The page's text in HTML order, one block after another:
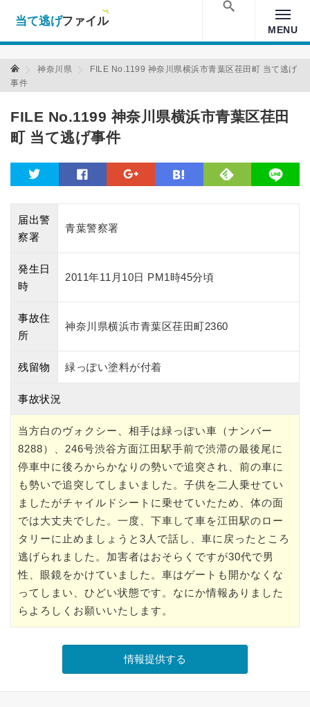
Warning: Undefined array key "amp" in
/home/xs157036/moon-
cross.com/public_html/wp/wp-content/themes/crossmastery-
MENU
当て逃げファイル 当て逃げファイル
神奈川県
FILE No.1199 神奈川県横浜市青葉区荏田町 当て逃げ
事件
FILE No.1199 神奈川県横浜市青葉区荏田
町 当て逃げ事件
facebook line
届出警
察署
青葉警察署
発生日
時
2011年11月10日 PM1時45分頃
事故住
所
神奈川県横浜市青葉区荏田町2360
残留物 緑っぽい塗料が付着
事故状況
当方白のヴォクシー、相手は緑っぽい車（ナンバー
8288）、246号渋谷方面江田駅手前で渋滞の最後尾に
停車中に後ろからかなりの勢いで追突され、前の車に
も勢いで追突してしまいました。子供を二人乗せてい
ましたがチャイルドシートに乗せていたため、体の面
では大丈夫でした。一度、下車して車を江田駅のロー
タリーに止めましょうと3人で話し、車に戻ったところ
逃げられました。加害者はおそらくですが30代で男
性、眼鏡をかけていました。車はゲートも開かなくな
ってしまい、ひどい状態です。なにか情報ありました
らよろしくお願いいたします。